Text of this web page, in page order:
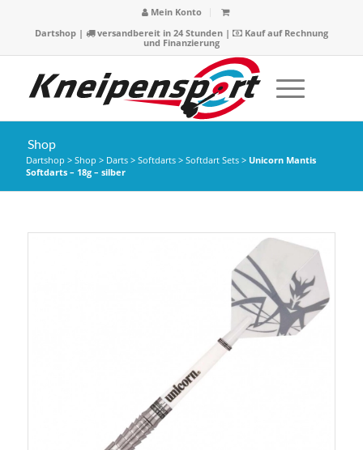
Mein Konto
Dartshop| versandbereit in 24 Stunden |
Kauf auf Rechnung
und Finanzierung
Shop
Dartshop > Shop > Darts> Softdarts> Softdart Sets> Unicorn Mantis
Softdarts – 18g – silber